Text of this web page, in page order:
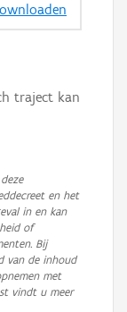
traject kan
en het
in en kan
of
Bij
van de inhoud
met
vindt u meer